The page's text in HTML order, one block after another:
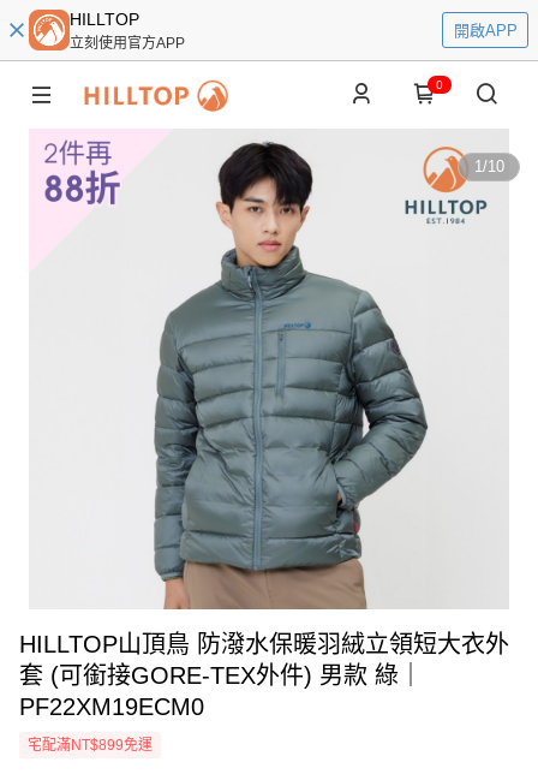
HILLTOP
立刻使用官方APP
開啟APP
0
1/10
HILLTOP山頂鳥 防潑水保暖羽絨立領短大衣外
套 (可銜接GORE-TEX外件) 男款 綠｜
PF22XM19ECM0
宅配滿NT$899免運